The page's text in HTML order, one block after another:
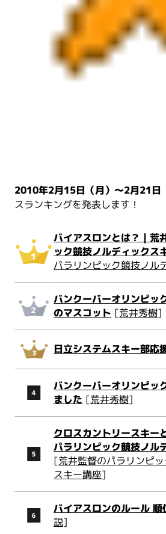
2010年2月15日（月）～2月21日
スランキングを発表します！
バイアスロンとは？｜荒
ック競技ノルディックス
パラリンピック競技ノル
バンクーバーオリンピッ
のマスコット [荒井秀樹]
日立システムスキー部応
バンクーバーオリンピッ
ました [荒井秀樹]
クロスカントリースキー
パラリンピック競技ノル
[荒井監督のパラリンピ
スキー講座]
バイアスロンのルール 順
説]